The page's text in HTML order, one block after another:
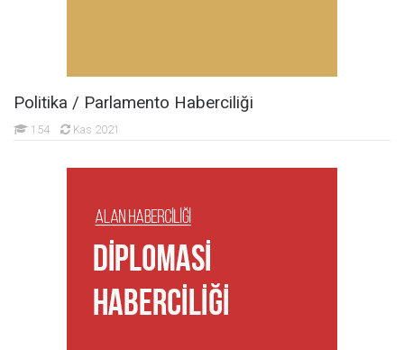
Politika / Parlamento Haberciliği
154 Kas 2021